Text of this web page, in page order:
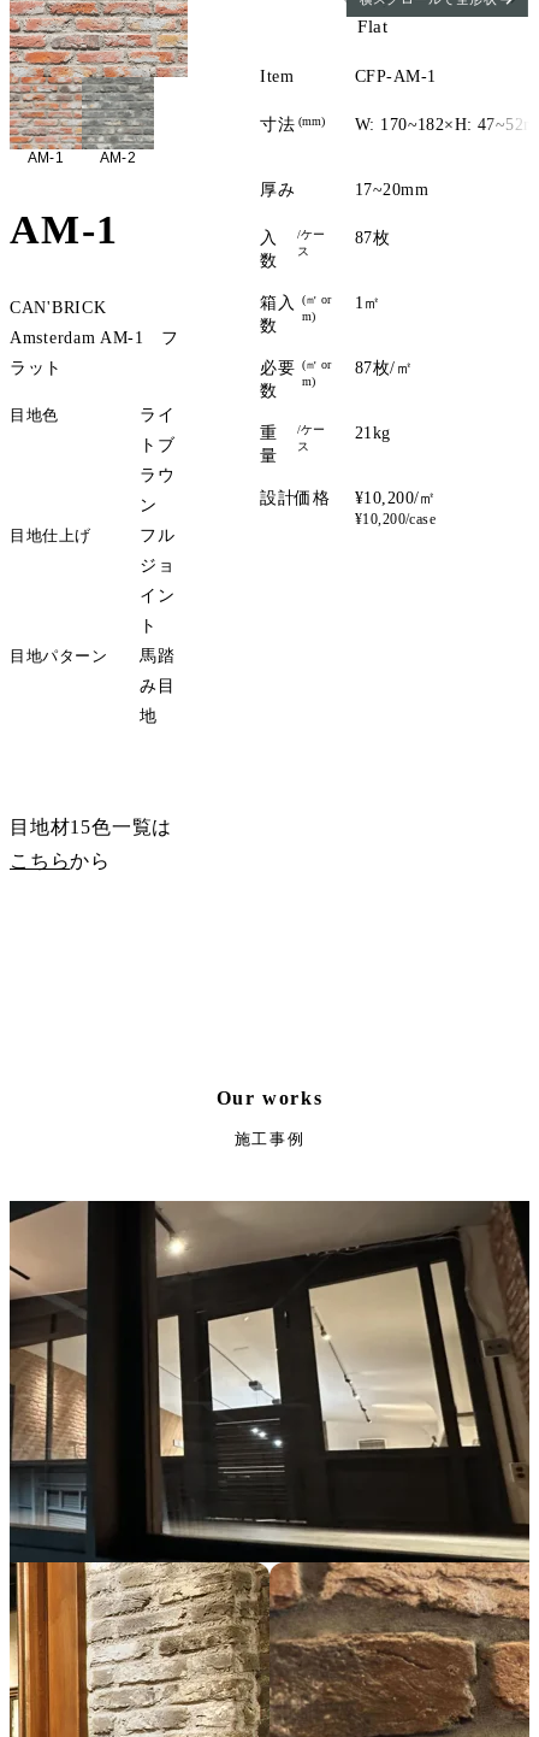
AM-1 AM-2
AM-1
CAN'BRICK
Amsterdam AM-1 フ
ラット
目地色
ライ
トブ
ラウ
ン
目地仕上げ
フル
ジョ
イン
ト
目地パターン
馬踏
み目
地
目地材15色一覧は
こちらから
Item
寸法 (mm)
厚み
入
数
/ケー
ス
箱入
数
(㎡ or
m)
必要
数
(㎡ or
m)
重
量
/ケー
ス
設計価格
Flat
CFP-AM-1
W: 170~182×H:
17~20mm
87枚
1㎡
87枚/㎡
21kg
¥10,200/㎡
¥10,200/case
Our works
施工事例